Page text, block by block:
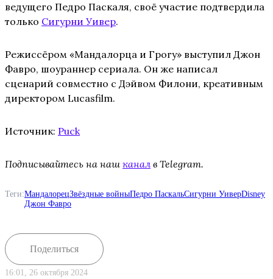
ведущего Педро Паскаля, своё участие подтвердила
только Сигурни Уивер.
Режиссёром «Мандалорца и Грогу» выступил Джон
Фавро, шоураннер сериала. Он же написал
сценарий совместно с Дэйвом Филони, креативным
директором Lucasfilm.
Источник: Puck
Подписывайтесь на наш канал в Telegram.
Теги:МандалорецЗвёздные войныПедро ПаскальСигурни УиверDisney
Джон Фавро
Поделиться
16:01, 26 октября 2024